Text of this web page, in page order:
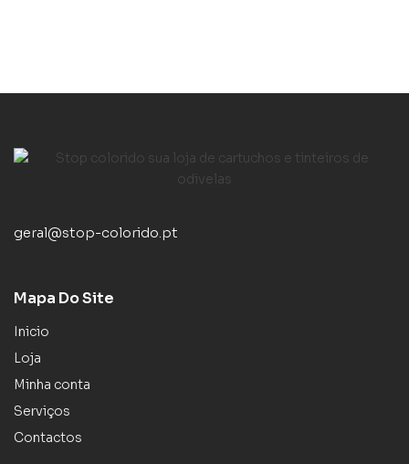
geral@stop-colorido.pt
Mapa Do Site
Inicio
Loja
Minha conta
Serviços
Contactos